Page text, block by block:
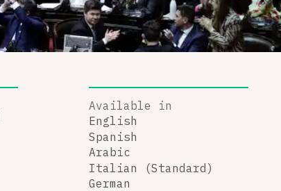
Available in
English
Spanish
Arabic
Italian (Standard)
German